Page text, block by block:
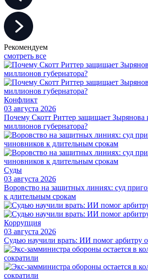
Рекомендуем
смотреть все
Конфликт
03 августа 2026
Почему Скотт Риттер защищает Зырянова
миллионов губернатора?
Суды
03 августа 2026
Воровство на защитных линиях: суд
к длительным срокам
Коррупция
03 августа 2026
Судью научили врать: ИИ помог арбитру